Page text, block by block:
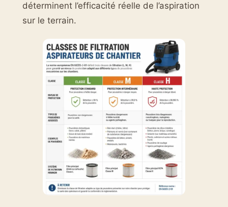
déterminent l’efficacité réelle de l’aspiration
sur le terrain.